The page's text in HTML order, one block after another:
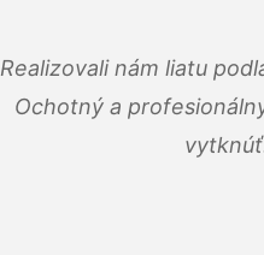
Realizovali nám liatu
Ochotný a